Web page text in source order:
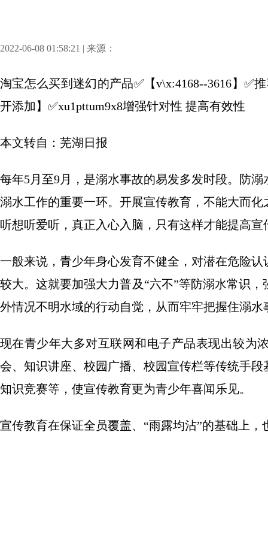
2022-06-08 01:58:21 | 来源：
淘宝怎么买到迷幻的产品✅【v\x:4168--3616】✅
开添加】✅xu1pttum9x8增强针对性 提高有效性
本文转自：芜湖日报
每年5月至9月，是溺水事故的易发多发时段。防
溺水工作的重要一环。开展宣传教育，不能大而
听想听爱听，真正入心入脑，只有这样才能提高宣
一般来说，青少年身心发育不健全，对潜在危险
较大。这就要加强大力普及“六不”等防溺水常识
外情况不明水域的行动自觉，从而牢牢把握住溺水
现在青少年大多对互联网和电子产品表现出较为
会、知识讲座、校园广播、校园宣传栏等传统手
知识竞赛等，使宣传教育更为青少年喜闻乐见。
宣传教育在保证全员覆盖、“雨露均沾”的基础上